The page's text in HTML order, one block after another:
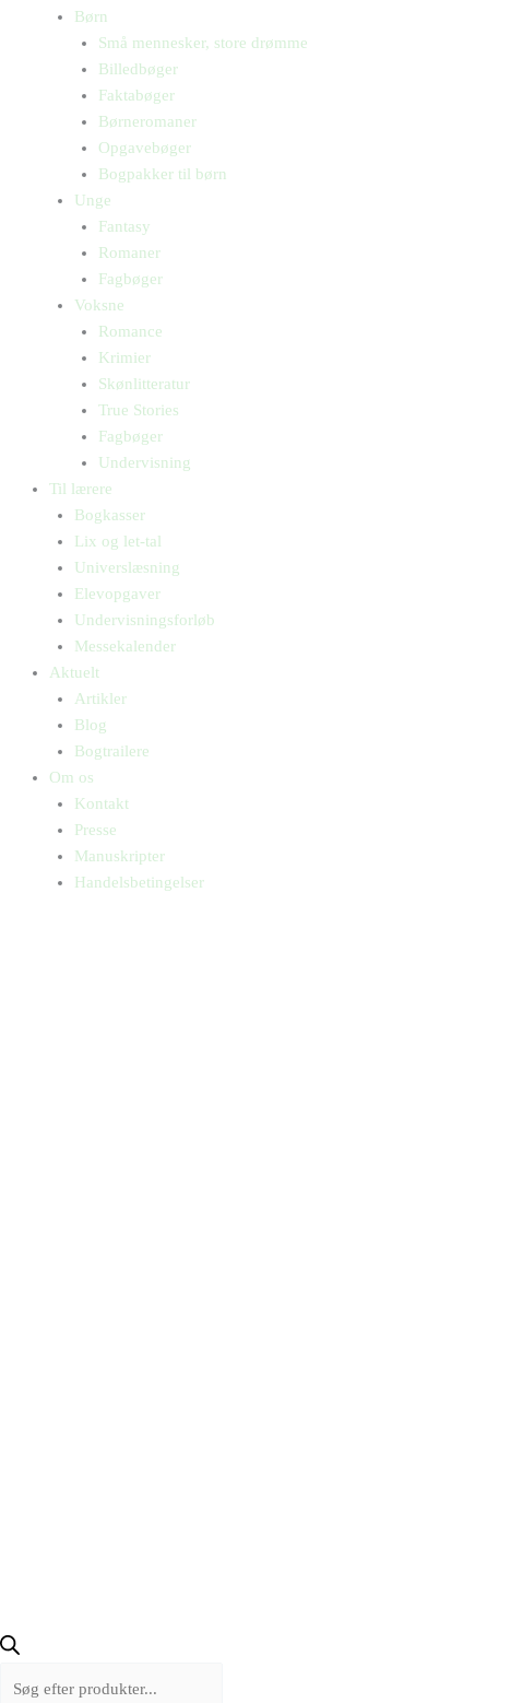
Børn
Små mennesker, store drømme
Billedbøger
Faktabøger
Børneromaner
Opgavebøger
Bogpakker til børn
Unge
Fantasy
Romaner
Fagbøger
Voksne
Romance
Krimier
Skønlitteratur
True Stories
Fagbøger
Undervisning
Til lærere
Bogkasser
Lix og let-tal
Universlæsning
Elevopgaver
Undervisningsforløb
Messekalender
Aktuelt
Artikler
Blog
Bogtrailere
Om os
Kontakt
Presse
Manuskripter
Handelsbetingelser